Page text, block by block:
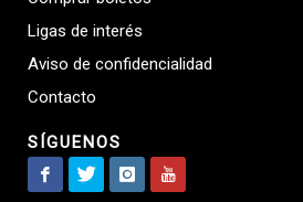
Ligas de interés
Aviso de confidencialidad
Contacto
SÍGUENOS